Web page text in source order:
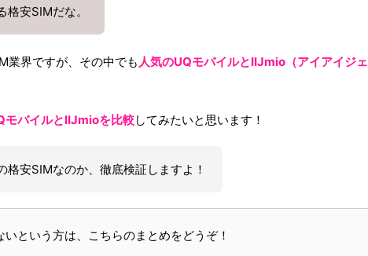
格安SIMだな。
業界ですが、その中でも 人気のUQモバイルとIIJmio（アイアイジェ
モバイルとIIJmioを比較してみたいと思います！
格安SIMなのか、徹底検証しますよ！
という方は、こちらのまとめをどうぞ！